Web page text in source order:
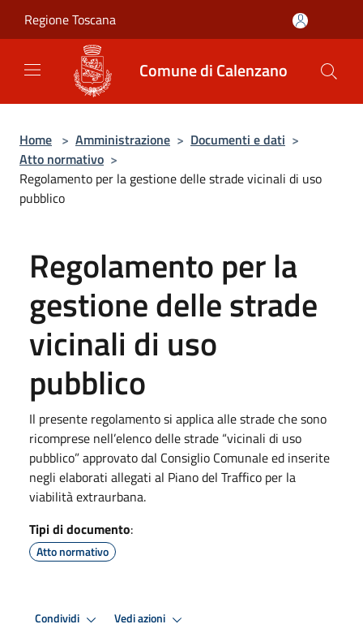
Regione Toscana
Comune di Calenzano
Home > Amministrazione > Documenti e dati >
Atto normativo >
Regolamento per la gestione delle strade vicinali di uso
pubblico
Regolamento per la
gestione delle strade
vicinali di uso
pubblico
Il presente regolamento si applica alle strade che sono
ricomprese nell’elenco delle strade “vicinali di uso
pubblico” approvato dal Consiglio Comunale ed inserite
negli elaborati allegati al Piano del Traffico per la
viabilità extraurbana.
Tipi di documento:
Atto normativo
Condividi Vedi azioni